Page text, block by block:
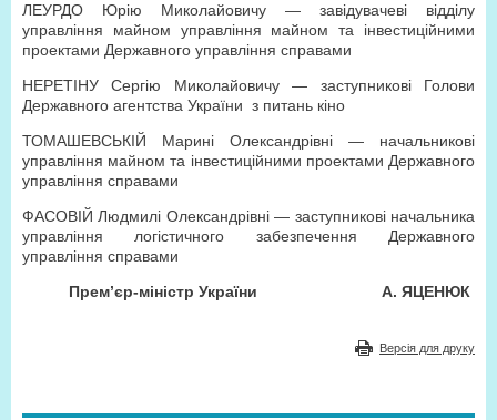
ЛЕУРДО Юрію Миколайовичу — завідувачеві відділу
управління майном управління майном та інвестиційними
проектами Державного управління справами
НЕРЕТІНУ Сергію Миколайовичу— заступникові Голови
Державного агентства України з питань кіно
ТОМАШЕВСЬКІЙ Марині Олександрівні — начальникові
управління майном та інвестиційними проектами Державного
управління справами
ФАСОВІЙ Людмилі Олександрівні— заступникові начальника
управління логістичного забезпечення Державного
управління справами
Прем’єр-міністр України
А. ЯЦЕНЮК
Версія для друку